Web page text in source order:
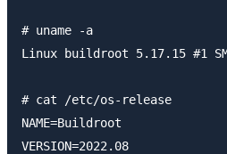
# uname -a
Linux buildroot 5.17.15 #1
# cat /etc/os-release
NAME=Buildroot
VERSION=2022.08